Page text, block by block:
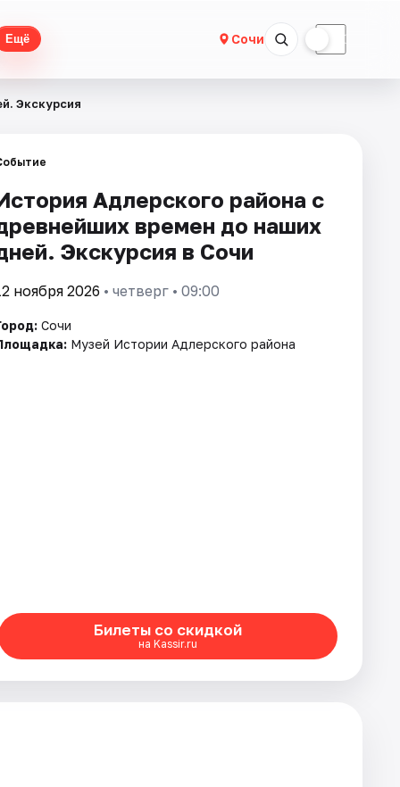
Ещё Сочи ☾
Экскурсия
Адлерского района с
времен до наших
Экскурсия в Сочи
ноября 2026 • четверг • 09:00
Сочи
Музей Истории Адлерского района
Билеты со скидкой
на Kassir.ru